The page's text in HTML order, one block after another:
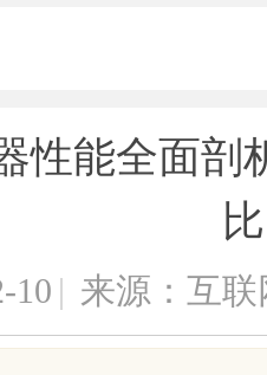
性能全面剖
比
10 | 来源：互联